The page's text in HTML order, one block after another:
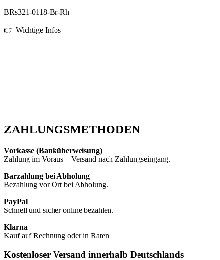
BRs321-0118-Br-Rh
👉 Wichtige Infos
ZAHLUNGSMETHODEN
Vorkasse (Banküberweisung)
Zahlung im Voraus – Versand nach Zahlungseingang.
Barzahlung bei Abholung
Bezahlung vor Ort bei Abholung.
PayPal
Schnell und sicher online bezahlen.
Klarna
Kauf auf Rechnung oder in Raten.
Kostenloser Versand innerhalb Deutschlands